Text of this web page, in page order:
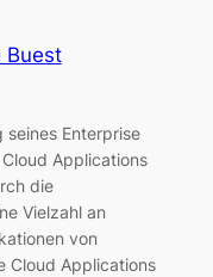
Buest
seines Enterprise
Applications
die
Vielzahl an
von
Cloud Applications